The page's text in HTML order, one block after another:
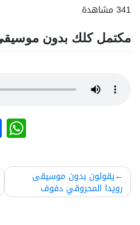
341 مشاهدة
مكتمل كلك بدون موسيقى
تصفّح
المقالات
يقولون بدون موسيقى
رويدا المحروقي دفوف